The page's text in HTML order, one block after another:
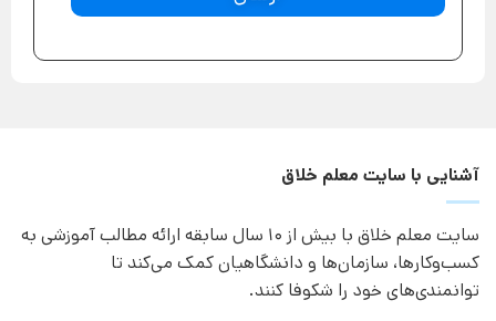
آشنایی با سایت معلم خلاق
سایت معلم خلاق با بیش از 10 سال سابقه ارائه مطالب آموزشی به
کسب‌وکارها، سازمان‌ها و دانشگاهیان کمک می‌کند تا
توانمندی‌های خود را شکوفا کنند.